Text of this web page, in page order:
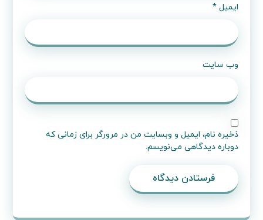
ایمیل*
وب‌ سایت
ذخیره نام، ایمیل و وبسایت من در مرورگر برای زمانی که
دوباره دیدگاهی می‌نویسم.
فرستادن دیدگاه